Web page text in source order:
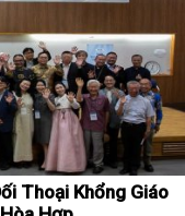
Thoại Khổng Giáo